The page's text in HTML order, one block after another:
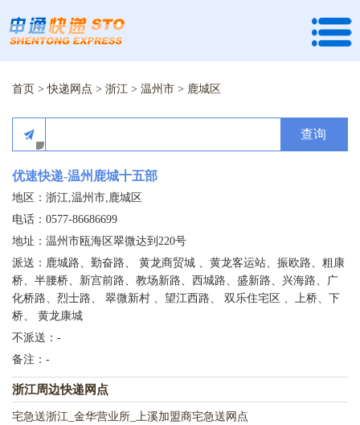
首页 >快递网点 > 浙江 > 温州市 > 鹿城区
查询
优速快递-温州鹿城十五部
地区：浙江,温州市,鹿城区
电话：0577-86686699
地址：温州市瓯海区翠微达到220号
派送：鹿城路、勤奋路、 黄龙商贸城 、黄龙客运站、振欧路、粗康
桥、半腰桥、新宫前路、教场新路、西城路、盛新路、兴海路、广
化桥路、烈士路、 翠微新村 、望江西路、 双乐住宅区 、上桥、下
桥、 黄龙康城
不派送：-
备注：-
浙江周边快递网点
宅急送浙江_金华营业所_上溪加盟商宅急送网点